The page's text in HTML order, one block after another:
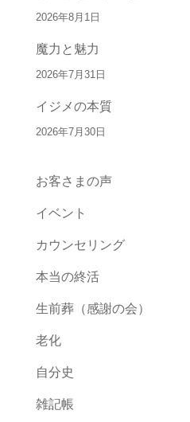
2026年8月1日
魔力と魅力
2026年7月31日
イジメの本質
2026年7月30日
お客さまの声
イベント
カウンセリング
本当の終活
生前葬（感謝の会）
老化
自分史
雑記帳